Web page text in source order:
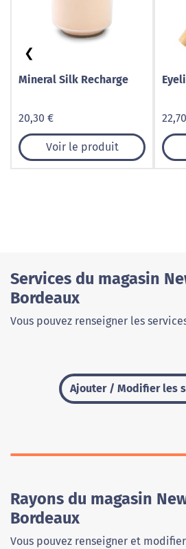
Mineral Silk Recharge
20,30 €
Voir le produit
❮
Services du magasin
Bordeaux
Vous pouvez renseigner les
Ajouter / Modifier les
Rayons du magasin
Bordeaux
Vous pouvez renseigner et